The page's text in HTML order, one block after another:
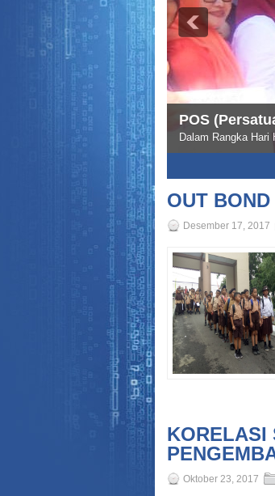
POS
Dalam Rangka Hari
3 4
OUT
Desember 17, 2017
KORELASI
Oktober 23, 2017